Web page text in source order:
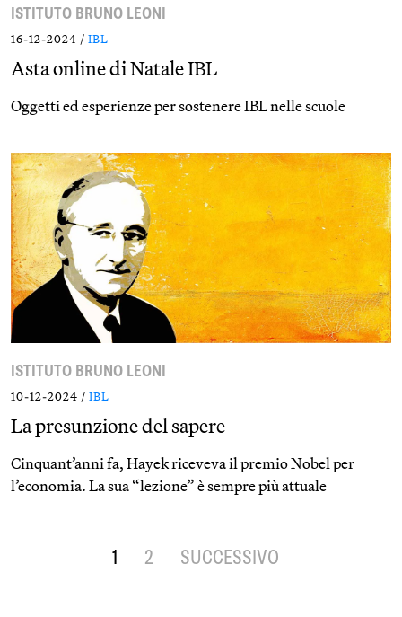
ISTITUTO BRUNO LEONI
16-12-2024 / IBL
Asta online di Natale IBL
Oggetti ed esperienze per sostenere IBL nelle scuole
ISTITUTO BRUNO LEONI
10-12-2024 / IBL
La presunzione del sapere
Cinquant’anni fa, Hayek riceveva il premio Nobel per
l’economia. La sua “lezione” è sempre più attuale
1 2 SUCCESSIVO